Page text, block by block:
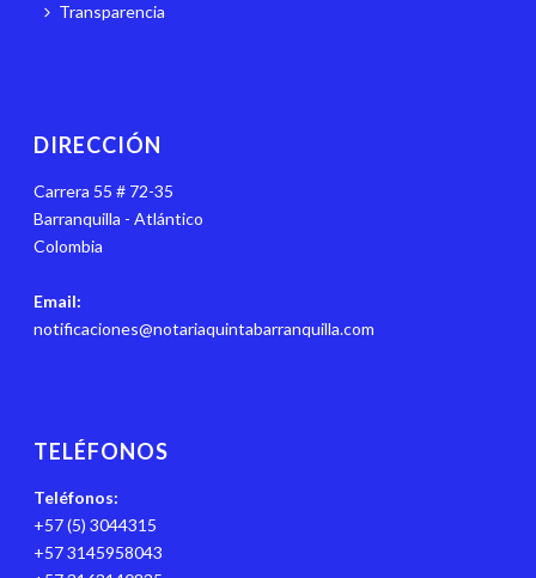
Transparencia
DIRECCIÓN
Carrera 55 # 72-35
Barranquilla - Atlántico
Colombia
Email:
notificaciones@notariaquintabarranquilla.com
TELÉFONOS
Teléfonos:
+57 (5) 3044315
+57 3145958043